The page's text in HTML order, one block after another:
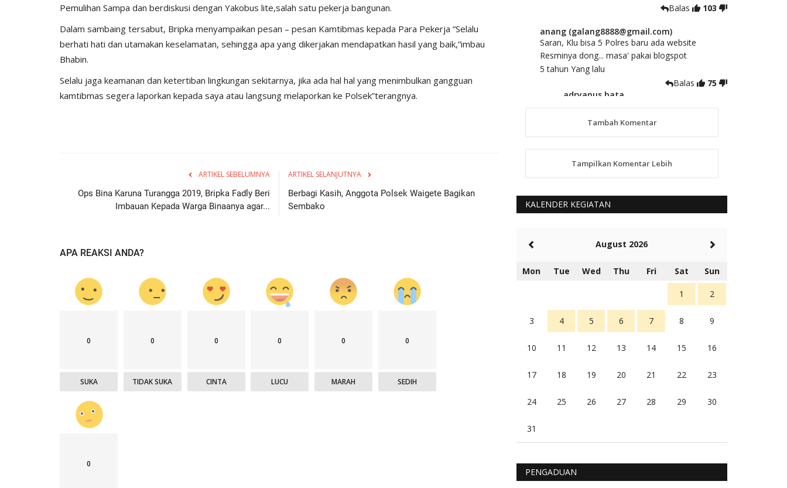
Pemulihan Sampa dan berdiskusi dengan Yakobus lite,salah satu pekerja bangunan.
Dalam sambaing tersabut, Bripka menyampaikan pesan – pesan Kamtibmas kepada Para Pekerja “Selalu
berhati hati dan utamakan keselamatan, sehingga apa yang dikerjakan mendapatkan hasil yang baik,”imbau
Bhabin.
Selalu jaga keamanan dan ketertiban lingkungan sekitarnya, jika ada hal hal yang menimbulkan gangguan
kamtibmas segera laporkan kepada saya atau langsung melaporkan ke Polsek”terangnya.
ARTIKEL SEBELUMNYA
Ops Bina Karuna Turangga 2019, Bripka Fadly Beri
Imbauan Kepada Warga Binaanya agar...
ARTIKEL SELANJUTNYA
Berbagi Kasih, Anggota Polsek Waigete Bagikan
Sembako
APA REAKSI ANDA?
0
SUKA
0
TIDAK SUKA
0
CINTA
0
LUCU
0
MARAH
0
SEDIH
0
Balas
103
anang (galang8888@gmail.com)
Saran, Klu bisa 5 Polres baru ada website
Resminya dong... masa' pakai blogspot
5 tahun Yang lalu
Balas
75
adryanus bata
kami tindaklanjuti
5 tahun Yang lalu
88
anggy (anakkaos@gmail.com)
Sumba Barat Aman, Trmksih Pak Polisi
5 tahun Yang lalu
Rambu (rambu03@gmail.com)
5 tahun Yang lalu
Balas
16
Tambah Komentar
Tampilkan Komentar Lebih
KALENDER KEGIATAN
August 2026
Mon Tue Wed Thu Fri Sat Sun
1 2
3 4 5 6 7 8 9
10 11 12 13 14 15 16
17 18 19 20 21 22 23
24 25 26 27 28 29 30
31
PENGADUAN